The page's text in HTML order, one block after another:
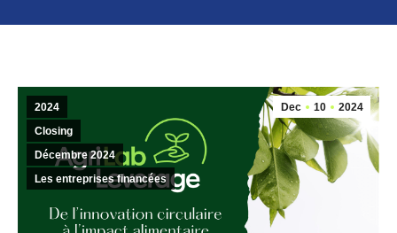
Dec 10 2024
2024
Closing
Décembre 2024
Les entreprises financées